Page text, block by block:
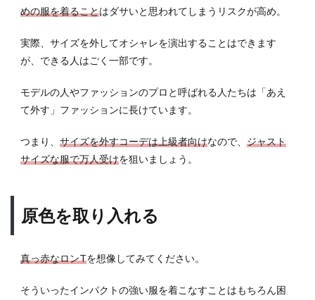
勉強
方法
7.2
実際
舗に
おし
ゃれ
る場
所に
7.4
を活
めの服を着ることはダサいと思われてしまうリスクが高め。
実際、サイズを外してオシャレを演出することはできます
が、できる人はごく一部です。
モデルの人やファッションのプロと呼ばれる人たちは「あえ
て外す」ファッションに長けています。
つまり、 サイズを外すコーデは上級者向けなので、 ジャスト
サイズな服で万人受けを狙いましょう。
原色を取り入れる
真っ赤なロンTを想像してみてください。
そういったインパクトの強い服を着こなすことはもちろん困